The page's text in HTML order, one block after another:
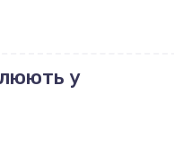
у